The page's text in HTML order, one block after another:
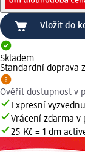
Vložit do
Skladem
Standardní doprava
Ověřit dostupnost v
Expresní
Vrácení zdarma v
25 Kč = 1 dm